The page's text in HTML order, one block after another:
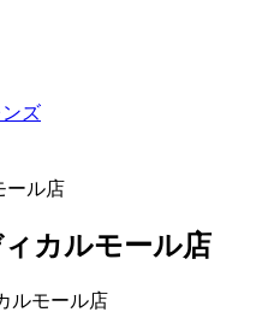
ズ
ール店
カルモール店